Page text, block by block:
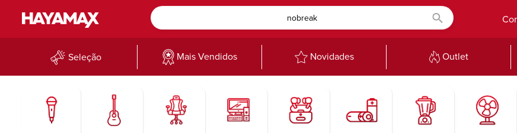
Seleção Mais Vendidos Novidades Outlet